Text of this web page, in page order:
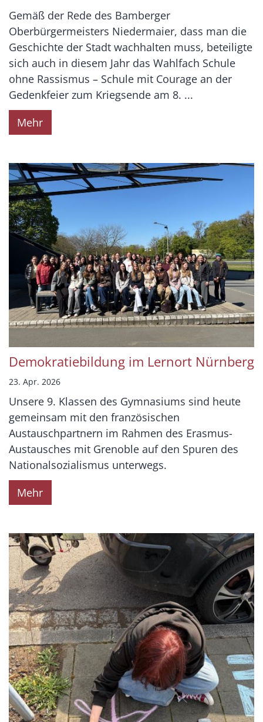
Gemäß der Rede des Bamberger
Oberbürgermeisters Niedermaier, dass man die
Geschichte der Stadt wachhalten muss, beteiligte
sich auch in diesem Jahr das Wahlfach Schule
ohne Rassismus – Schule mit Courage an der
Gedenkfeier zum Kriegsende am 8. ...
Mehr
Demokratiebildung im Lernort Nürnberg
23. Apr. 2026
Unsere 9. Klassen des Gymnasiums sind heute
gemeinsam mit den französischen
Austauschpartnern im Rahmen des Erasmus-
Austausches mit Grenoble auf den Spuren des
Nationalsozialismus unterwegs.
Mehr